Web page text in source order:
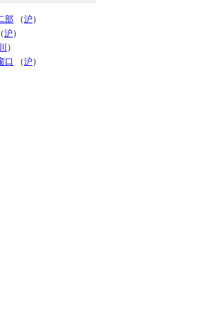
部 （沪）
沪）
川 ）
口
（沪）